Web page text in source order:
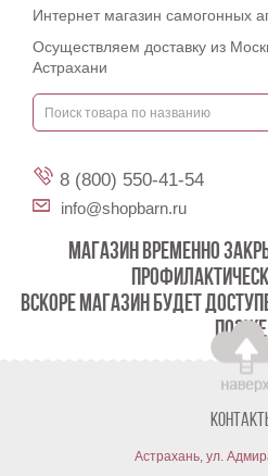
Интернет магазин самогонных
Осуществляем доставку из
Астрахани
8 (800) 550-41-54
info@shopbarn.ru
МАГАЗИН ВРЕМЕННО
ВСКОРЕ МАГАЗИН БУДЕТ
Астрахань, ул.